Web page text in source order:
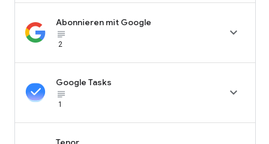
Abonnieren mit Google
subject_black
2

Google Tasks
subject_black
1
